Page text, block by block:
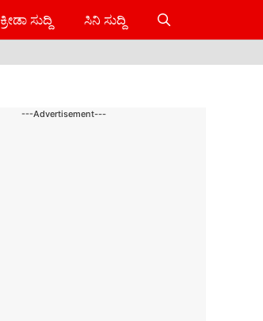
ಕ್ರೀಡಾ ಸುದ್ದಿ ಸಿನಿ ಸುದ್ದಿ
---Advertisement---